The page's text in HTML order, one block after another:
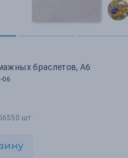
браслетов, A6
06
шт.